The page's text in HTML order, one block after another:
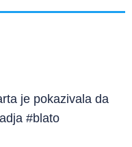
je pokazivala da
#blato